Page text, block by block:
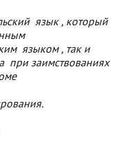
язык , который
языком , так и
при заимствованиях